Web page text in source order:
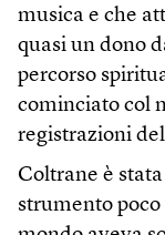
musica e che
quasi un dono
percorso
cominciato col
registrazioni
Coltrane è
strumento